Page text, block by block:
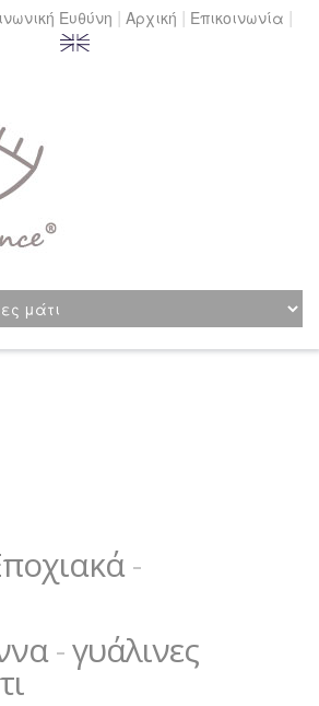
Ευθύνη | Αρχική | Επικοινωνία |
-
-γυάλινες